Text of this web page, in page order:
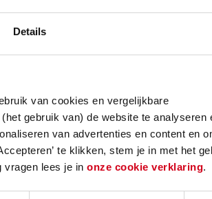
Details
van cookies en vergelijkbare
gebruik van) de website te analyseren
van advertenties en content en
te klikken, stem je in met het
vragen lees je in onze cookie verklaring.